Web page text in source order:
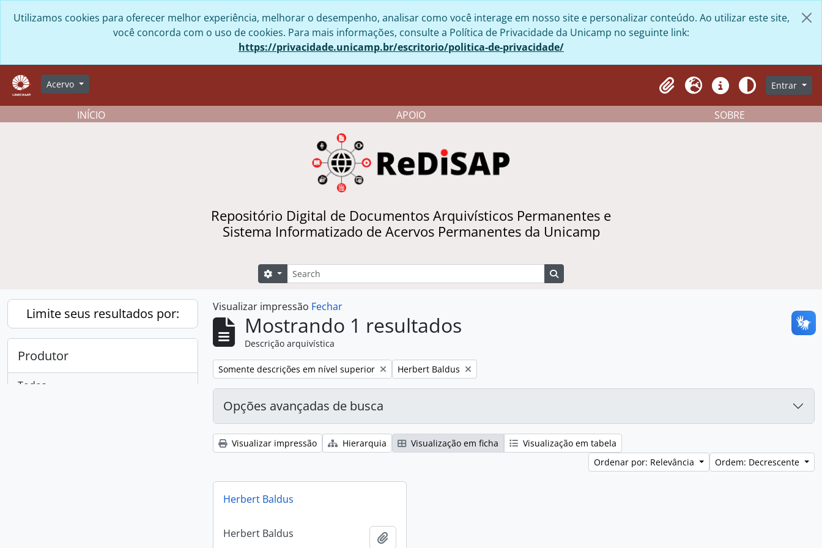
Utilizamos cookies para oferecer melhor experiência, melhorar o desempenho, analisar como você interage em nosso site e personalizar conteúdo. Ao utilizar este site,
você concorda com o uso de cookies. Para mais informações, consulte a Política de Privacidade da Unicamp no seguinte link:
https://privacidade.unicamp.br/escritorio/politica-de-privacidade/
Acervo
Clipboard
Idioma AtalhosAparênciaEntrar
INÍCIO APOIO SOBRE
Repositório Digital de Documentos Arquivísticos Permanentes e
Sistema Informatizado de Acervos Permanentes da Unicamp
Buscar
Opções de busca
Limite seus resultados por:
Produtor
Todos
Visualizar impressão Fechar
Mostrando 1 resultados
Descrição arquivística
Remover filtro:
Somente descrições em nível superior Remover filtro:
Herbert Baldus
Opções avançadas de busca
Visualizar impressão Hierarquia Visualização em ficha
Visualização em tabela
Ordenar por: Relevância
Ordem: Decrescente
Herbert Baldus
Herbert Baldus